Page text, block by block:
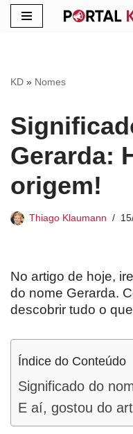
conteúdo
KD » Nomes
Gerarda:
origem!
Thiago Klaumann
No artigo de hoje,
do nome Gerarda.
descobrir tudo o
Índice do Conteúdo
Significado do
E aí, gostou do